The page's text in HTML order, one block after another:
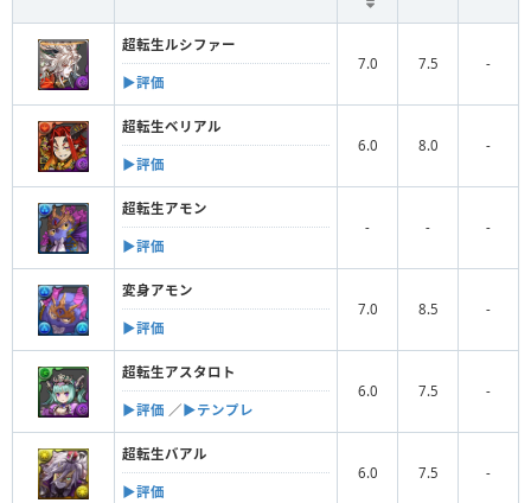
超転生ルシファー
▶︎評価
7.0 7.5 -
超転生ベリアル
▶︎評価
6.0 8.0 -
超転生アモン
▶︎評価
- - -
変身アモン
▶︎評価
7.0 8.5 -
超転生アスタロト
▶︎評価 ／▶︎テンプレ
6.0 7.5 -
超転生バアル
▶︎評価
6.0 7.5 -